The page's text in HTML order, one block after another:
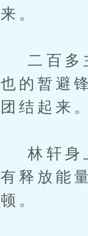
来。
二百多
也的暂避
团结起来。
林轩身
有释放能
顿。